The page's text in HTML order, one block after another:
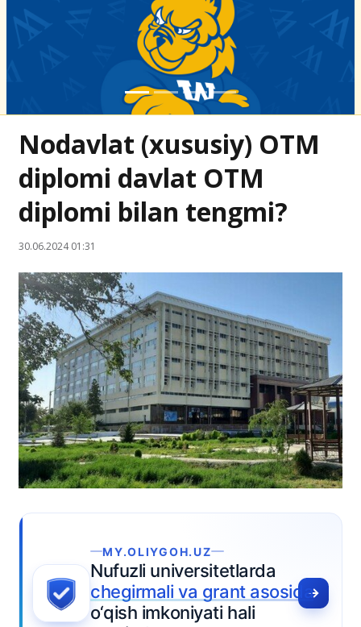
Nodavlat (xususiy) OTM
diplomi davlat OTM
diplomi bilan tengmi?
30.06.2024 01:31
grant asosida
hali